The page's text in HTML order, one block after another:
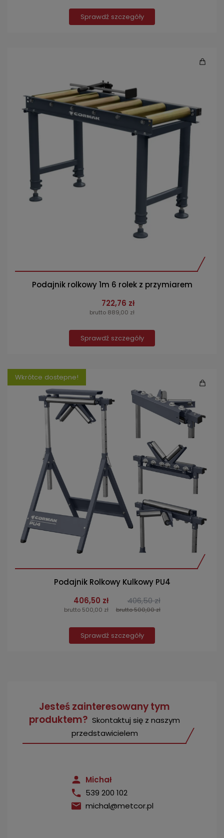
Sprawdź szczegóły
Podajnik rolkowy 1m 6 rolek z przymiarem
722,76 zł
brutto 889,00 zł
Sprawdź szczegóły
Wkrótce dostepne!
Podajnik Rolkowy Kulkowy PU4
406,50 zł
brutto 500,00 zł
406,50 zł
brutto 500,00 zł
Sprawdź szczegóły
Jesteś zainteresowany tym
produktem? Skontaktuj się z naszym
przedstawicielem
Michał
539 200 102
michal@metcor.pl